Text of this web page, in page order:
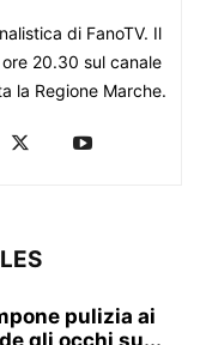
di FanoTV. Il
20.30 sul canale
la Regione Marche.
pulizia ai